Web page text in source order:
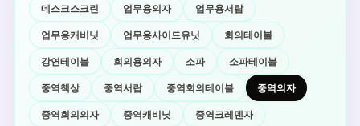
데스크스크린
업무용의자
업무용서랍
업무용캐비닛
업무용사이드유닛
회의테이블
강연테이블
회의용의자 소파
소파테이블
중역책상
중역서랍 중역회의테이블
중역의자
중역회의의자
중역캐비닛
중역크레덴자